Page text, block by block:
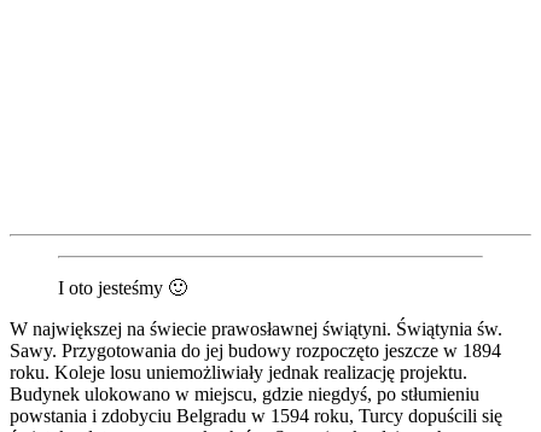
I oto jesteśmy 🙂
W największej na świecie prawosławnej świątyni. Świątynia św.
Sawy. Przygotowania do jej budowy rozpoczęto jeszcze w 1894
roku. Koleje losu uniemożliwiały jednak realizację projektu.
Budynek ulokowano w miejscu, gdzie niegdyś, po stłumieniu
powstania i zdobyciu Belgradu w 1594 roku, Turcy dopuścili się